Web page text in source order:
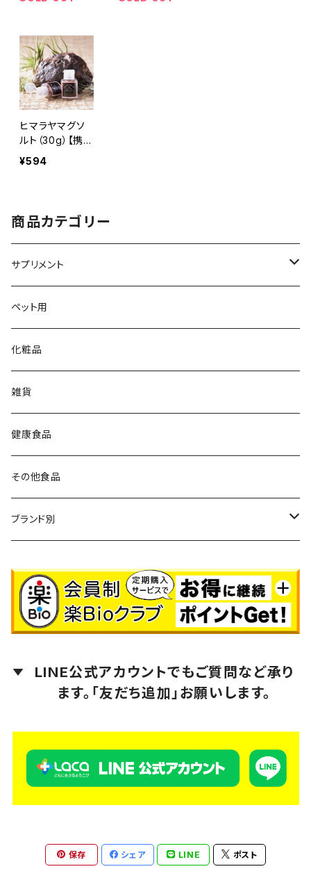
ヒマラヤマグソ
ルト（30g）【携
帯ボトル入り】
¥594
商品カテゴリー
サプリメント
大草原の乳酸菌
NS-Max
NS-Slim
チイサナミカタ
ビタミン／ミネラル
DHA／EPA
ペット用
化粧品
雑貨
健康食品
その他食品
ブランド別
amritara（アムリターラ）
芳香園製薬
LINE公式アカウントでもご質問など承り
ます。「友だち追加」お願いします。
保存 シェア LINE ポスト